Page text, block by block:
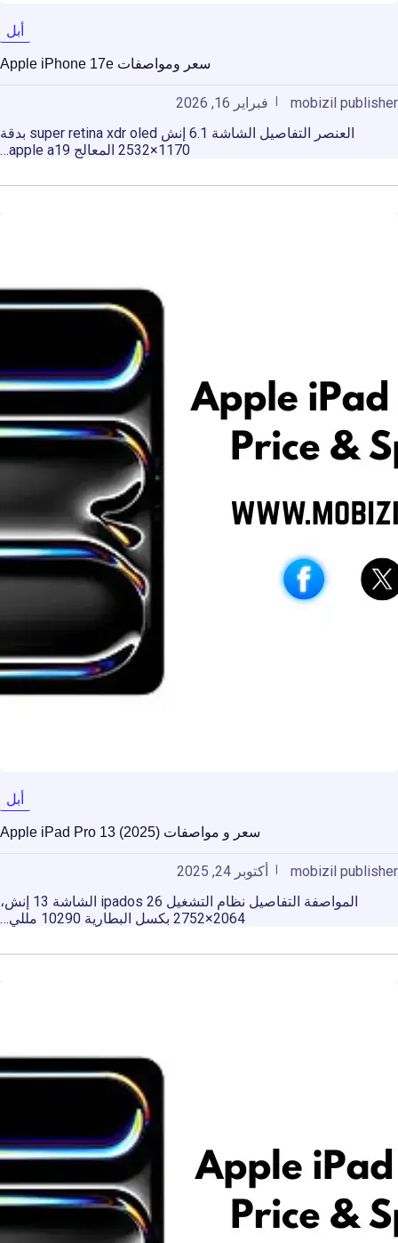
أبل
سعر ومواصفات Apple iPhone 17e
mobizil publisher
فبراير 16, 2026
العنصر التفاصيل الشاشة 6.1 إنش super retina xdr oled بدقة
1170×2532 المعالج apple a19…
أبل
سعر و مواصفات Apple iPad Pro 13 (2025)
mobizil publisher
أكتوبر 24, 2025
المواصفة التفاصيل نظام التشغيل ipados 26 الشاشة 13 إنش،
2064×2752 بكسل البطارية 10290 مللي…